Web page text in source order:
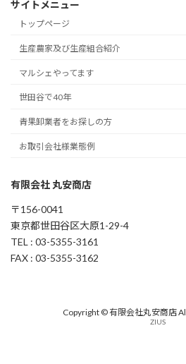
サイトメニュー
トップページ
生産農家及び生産組合紹介
マルシェやってます
世田谷で40年
青果卸業者をお探しの方
お取引会社様業態例
有限会社 丸安商店
〒156-0041
東京都世田谷区大原1-29-4
TEL : 03-5355-3161
FAX : 03-5355-3162
Copyright © 有限会社丸安商店
ZIUS